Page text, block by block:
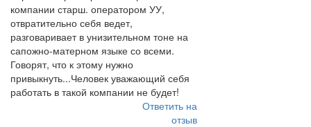
компании старш. оператором УУ,
отвратительно себя ведет,
разговаривает в унизительном тоне на
сапожно-матерном языке со всеми.
Говорят, что к этому нужно
привыкнуть...Человек уважающий себя
работать в такой компании не будет!
Ответить на
отзыв